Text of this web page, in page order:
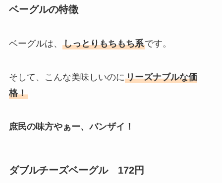
ベーグルの特徴
ベーグルは、 しっとりもちもち系です。
そして、こんな美味しいのにリーズナブルな価
格！
庶民の味方やぁー、バンザイ！
ダブルチーズベーグル 172円